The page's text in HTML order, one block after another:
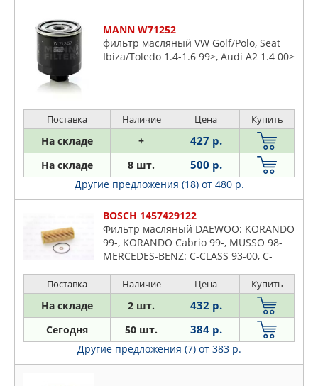
MANN W71252
фильтр масляный VW Golf/Polo, Seat
Ibiza/Toledo 1.4-1.6 99>, Audi A2 1.4 00>
Поставка Наличие Цена Купить
На складе + 427 р.
На складе 8 шт. 500 р.
Другие предложения (18) от 480 р.
BOSCH 1457429122
Фильтр масляный DAEWOO: KORANDO
99-, KORANDO Cabrio 99-, MUSSO 98-
MERCEDES-BENZ: C-CLASS 93-00, C-
CLASS купе 01-, C-CLASS ун
Поставка Наличие Цена Купить
На складе 2 шт. 432 р.
Сегодня 50 шт. 384 р.
Другие предложения (7) от 383 р.